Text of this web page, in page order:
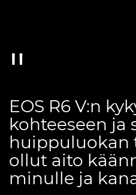
EOS R6 V:n
kohteeseen ja
huippuluokan
ollut aito
minulle ja